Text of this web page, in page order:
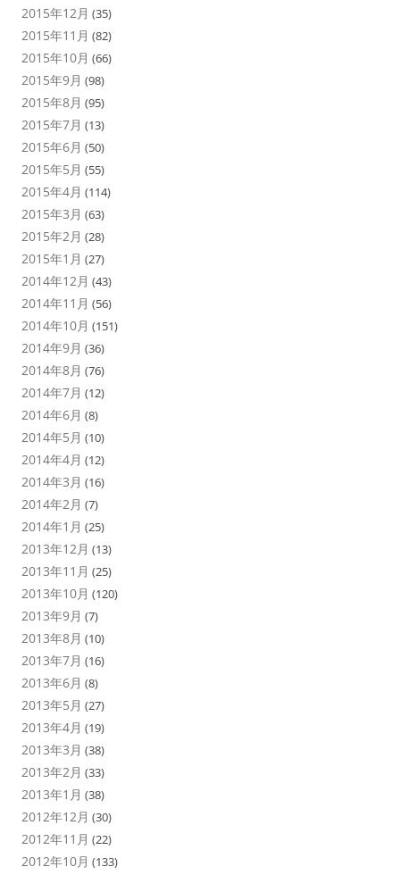
2015年12月 (35)
2015年11月 (82)
2015年10月 (66)
2015年9月 (98)
2015年8月 (95)
2015年7月 (13)
2015年6月 (50)
2015年5月 (55)
2015年4月 (114)
2015年3月 (63)
2015年2月 (28)
2015年1月 (27)
2014年12月 (43)
2014年11月 (56)
2014年10月 (151)
2014年9月 (36)
2014年8月 (76)
2014年7月 (12)
2014年6月 (8)
2014年5月 (10)
2014年4月 (12)
2014年3月 (16)
2014年2月 (7)
2014年1月 (25)
2013年12月 (13)
2013年11月 (25)
2013年10月 (120)
2013年9月 (7)
2013年8月 (10)
2013年7月 (16)
2013年6月 (8)
2013年5月 (27)
2013年4月 (19)
2013年3月 (38)
2013年2月 (33)
2013年1月 (38)
2012年12月 (30)
2012年11月 (22)
2012年10月 (133)